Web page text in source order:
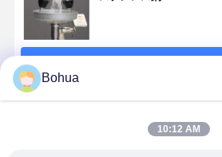
推薦されたプロダクト
Bohua
10:12 AM